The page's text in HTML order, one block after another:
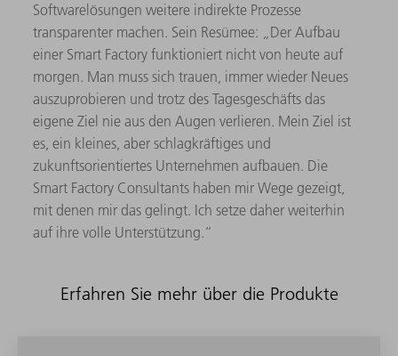
Softwarelösungen weitere indirekte Prozesse
transparenter machen. Sein Resümee: „Der Aufbau
einer Smart Factory funktioniert nicht von heute auf
morgen. Man muss sich trauen, immer wieder Neues
auszuprobieren und trotz des Tagesgeschäfts das
eigene Ziel nie aus den Augen verlieren. Mein Ziel ist
es, ein kleines, aber schlagkräftiges und
zukunftsorientiertes Unternehmen aufbauen. Die
Smart Factory Consultants haben mir Wege gezeigt,
mit denen mir das gelingt. Ich setze daher weiterhin
auf ihre volle Unterstützung.“
Erfahren Sie mehr über die Produkte